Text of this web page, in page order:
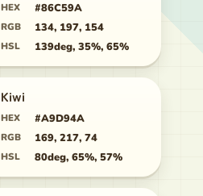
HEX #86C59A
RGB 134, 197, 154
HSL 139deg, 35%, 65%
Kiwi
HEX #A9D94A
RGB 169, 217, 74
HSL 80deg, 65%, 57%